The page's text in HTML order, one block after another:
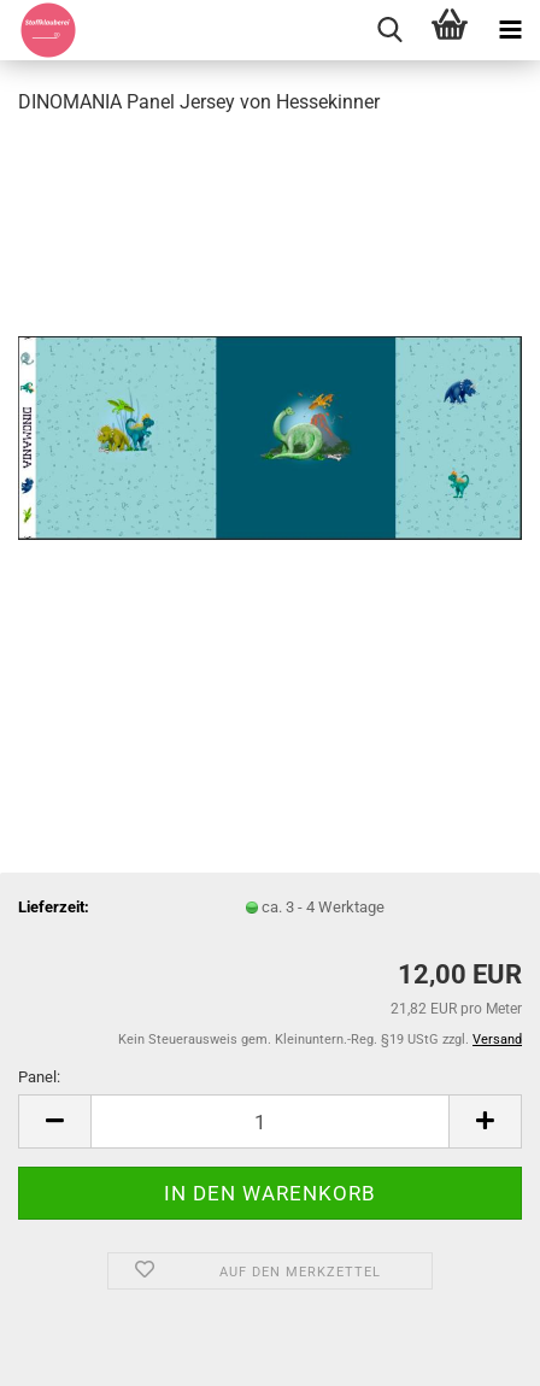
DINOMANIA Panel Jersey von Hessekinner
Lieferzeit: ca. 3 - 4 Werktage
12,00 EUR
21,82 EUR pro Meter
Kein Steuerausweis gem. Kleinuntern.-Reg. §19 UStG zzgl. Versand
Panel:
AUF DEN MERKZETTEL